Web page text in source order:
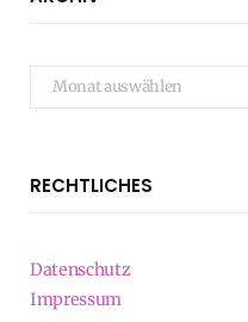
Archiv
RECHTLICHES
Datenschutz
Impressum